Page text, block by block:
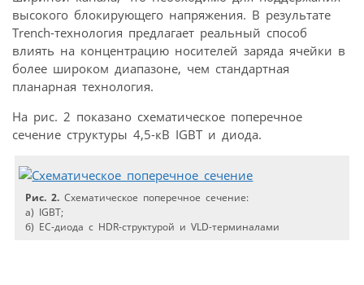
высокого блокирующего напряжения. В результате
Trench-технология предлагает реальный способ
влиять на концентрацию носителей заряда ячейки в
более широком диапазоне, чем стандартная
планарная технология.
На рис. 2 показано схематическое поперечное
сечение структуры 4,5-кВ IGBT и диода.
Рис. 2. Схематическое поперечное сечение:
а) IGBT;
б) EC-диода с HDR-структурой и VLD-терминалами